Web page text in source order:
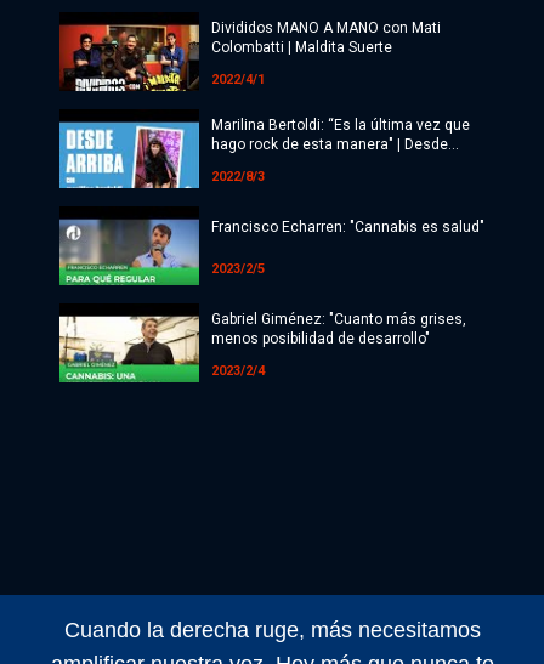
Divididos MANO A MANO con Mati
Colombatti | Maldita Suerte
2022/4/1
Marilina Bertoldi: “Es la última vez que
hago rock de esta manera" | Desde
2022/8/3
Francisco Echarren: "Cannabis es salud"
2023/2/5
Gabriel Giménez: "Cuanto más grises,
menos posibilidad de desarrollo"
2023/2/4
Cuando la derecha ruge, más necesitamos